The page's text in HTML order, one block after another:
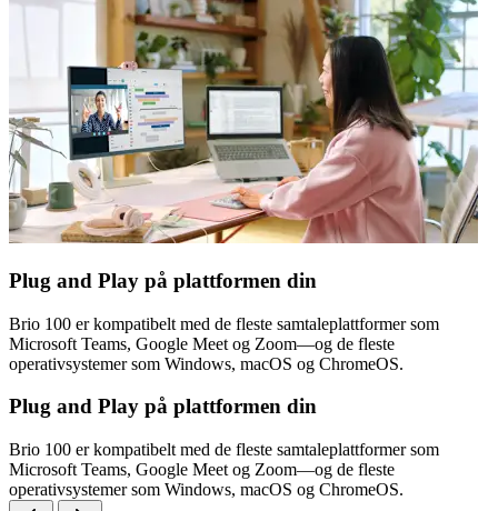
Plug and Play på plattformen din
Brio 100 er kompatibelt med de fleste samtaleplattformer som
Microsoft Teams, Google Meet og Zoom—og de fleste
operativsystemer som Windows, macOS og ChromeOS.
Plug and Play på plattformen din
Brio 100 er kompatibelt med de fleste samtaleplattformer som
Microsoft Teams, Google Meet og Zoom—og de fleste
operativsystemer som Windows, macOS og ChromeOS.